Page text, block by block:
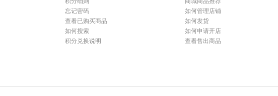
忘记密码
查看已购买商品
如何搜索
积分兑换说明
如何管理店铺
如何发货
如何申请开店
查看售出商品